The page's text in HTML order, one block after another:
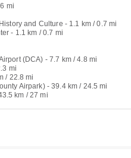
mi
and Culture - 1.1 km / 0.7 mi
- 1.1 km / 0.7 mi
(DCA) - 7.7 km / 4.8 mi
mi
/ 22.8 mi
Airpark) - 39.4 km / 24.5 mi
km / 27 mi